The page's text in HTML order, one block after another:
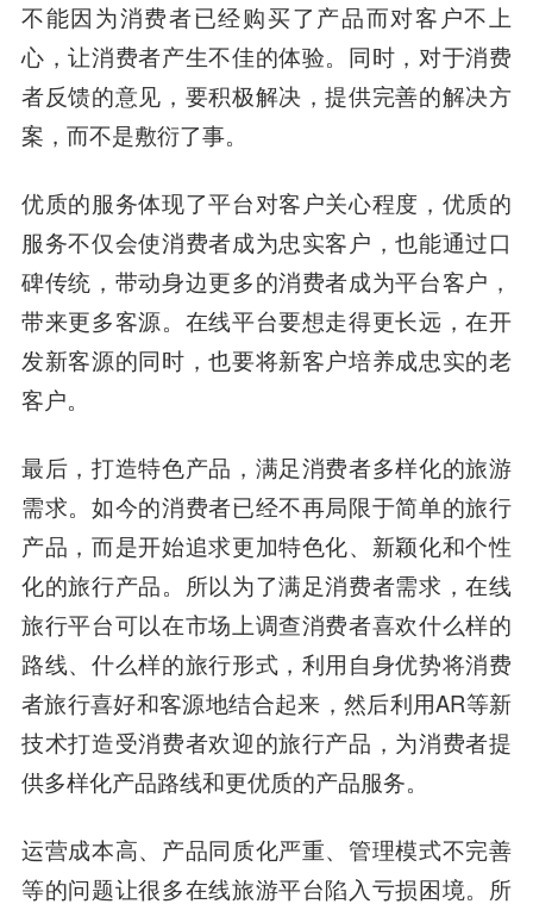
不能因为消费者已经购买了产品而对客户不上
心，让消费者产生不佳的体验。同时，对于消费
者反馈的意见，要积极解决，提供完善的解决方
案，而不是敷衍了事。
优质的服务体现了平台对客户关心程度，优质的
服务不仅会使消费者成为忠实客户，也能通过口
碑传统，带动身边更多的消费者成为平台客户，
带来更多客源。在线平台要想走得更长远，在开
发新客源的同时，也要将新客户培养成忠实的老
客户。
最后，打造特色产品，满足消费者多样化的旅游
需求。如今的消费者已经不再局限于简单的旅行
产品，而是开始追求更加特色化、新颖化和个性
化的旅行产品。所以为了满足消费者需求，在线
旅行平台可以在市场上调查消费者喜欢什么样的
路线、什么样的旅行形式，利用自身优势将消费
者旅行喜好和客源地结合起来，然后利用AR等新
技术打造受消费者欢迎的旅行产品，为消费者提
供多样化产品路线和更优质的产品服务。
运营成本高、产品同质化严重、管理模式不完善
等的问题让很多在线旅游平台陷入亏损困境。所